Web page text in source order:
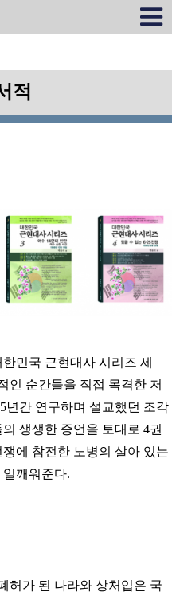
적
민국 근현대사 시리즈 세
인 순간들을 직접 목격한 저
년간 연구하며 설교했던 조각
생생한 증언을 토대로 4권
에 참전한 노병의 살아 있는
깨워준다.
허가 된 나라와 상처입은 국